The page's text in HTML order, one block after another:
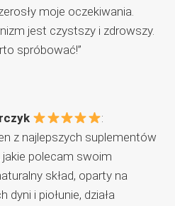
moje oczekiwania.
jest czystszy i zdrowszy.
spróbować!”
:
z najlepszych suplementów
polecam swoim
skład, oparty na
dyni i piołunie, działa